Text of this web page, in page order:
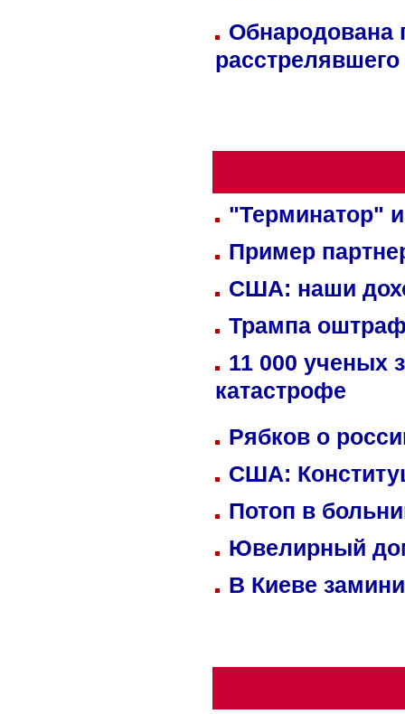
Обнародована
"Терминатор"
Пример
США: наши
Трампа
11 000 ученых
катастрофе
Рябков о
США:
Потоп в
Ювелирный
В Киеве